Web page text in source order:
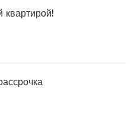
квартирой!